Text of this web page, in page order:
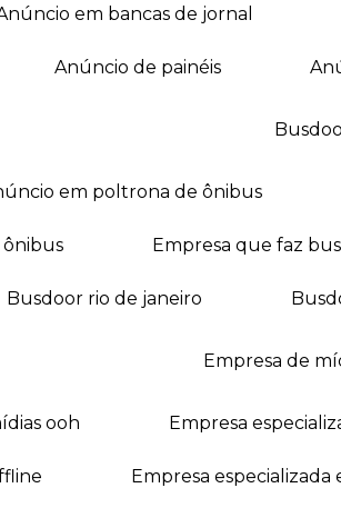
anúncio em bancas de jornal
anúncio de painéis
em poltrona de ônibus
ônibus empresa que faz
busdoor rio de janeiro
empresa de
ooh empresa
empresa